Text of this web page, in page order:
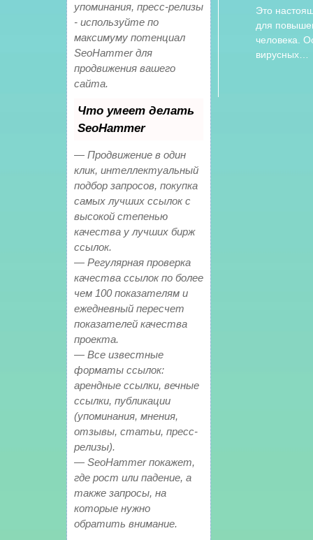
упоминания, пресс-релизы
- используйте по
максимуму потенциал
SeoHammer для
продвижения вашего
сайта.
Что умеет делать
SeoHammer
— Продвижение в один
клик, интеллектуальный
подбор запросов, покупка
самых лучших ссылок с
высокой степенью
качества у лучших бирж
ссылок.
— Регулярная проверка
качества ссылок по более
чем 100 показателям и
ежедневный пересчет
показателей качества
проекта.
— Все известные
форматы ссылок:
арендные ссылки, вечные
ссылки, публикации
(упоминания, мнения,
отзывы, статьи, пресс-
релизы).
— SeoHammer покажет,
где рост или падение, а
также запросы, на
которые нужно
обратить внимание.
Это
для
человека.
вирусных…